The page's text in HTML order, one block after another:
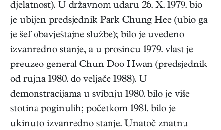
djelatnost). U državnom udaru 26. X. 1979. bio
je ubijen predsjednik Park Chung Hee (ubio ga
je šef obavještajne službe); bilo je uvedeno
izvanredno stanje, a u prosincu 1979. vlast je
preuzeo general Chun Doo Hwan (predsjednik
od rujna 1980. do veljače 1988). U
demonstracijama u svibnju 1980. bilo je više
stotina poginulih; početkom 1981. bilo je
ukinuto izvanredno stanje. Unatoč znatnu